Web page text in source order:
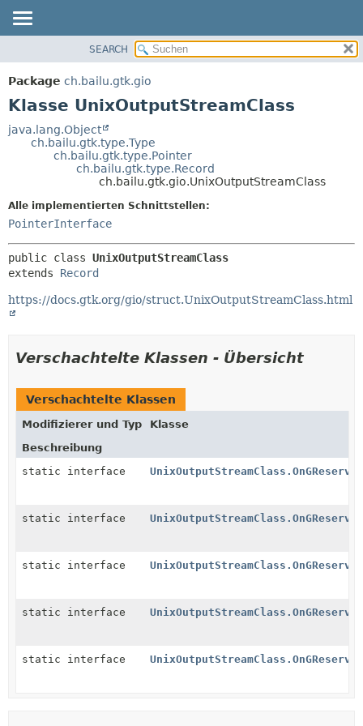
PACKAGE
KLASSE
VERALTET
DETAILS:
FELD
SEARCH
Package ch.bailu.gtk.gio
Klasse UnixOutputStreamClass
java.lang.Object
ch.bailu.gtk.type.Type
ch.bailu.gtk.type.Pointer
ch.bailu.gtk.type.Record
ch.bailu.gtk.gio.UnixOutputStreamClass
Alle implementierten Schnittstellen:
PointerInterface
public class UnixOutputStreamClass
extends Record
https://docs.gtk.org/gio/struct.UnixOutputStreamClass.html
Verschachtelte Klassen - Übersicht
Verschachtelte Klassen
Modifizierer und Typ
Klasse
Beschreibung
static interface
static interface
static interface
static interface
static interface